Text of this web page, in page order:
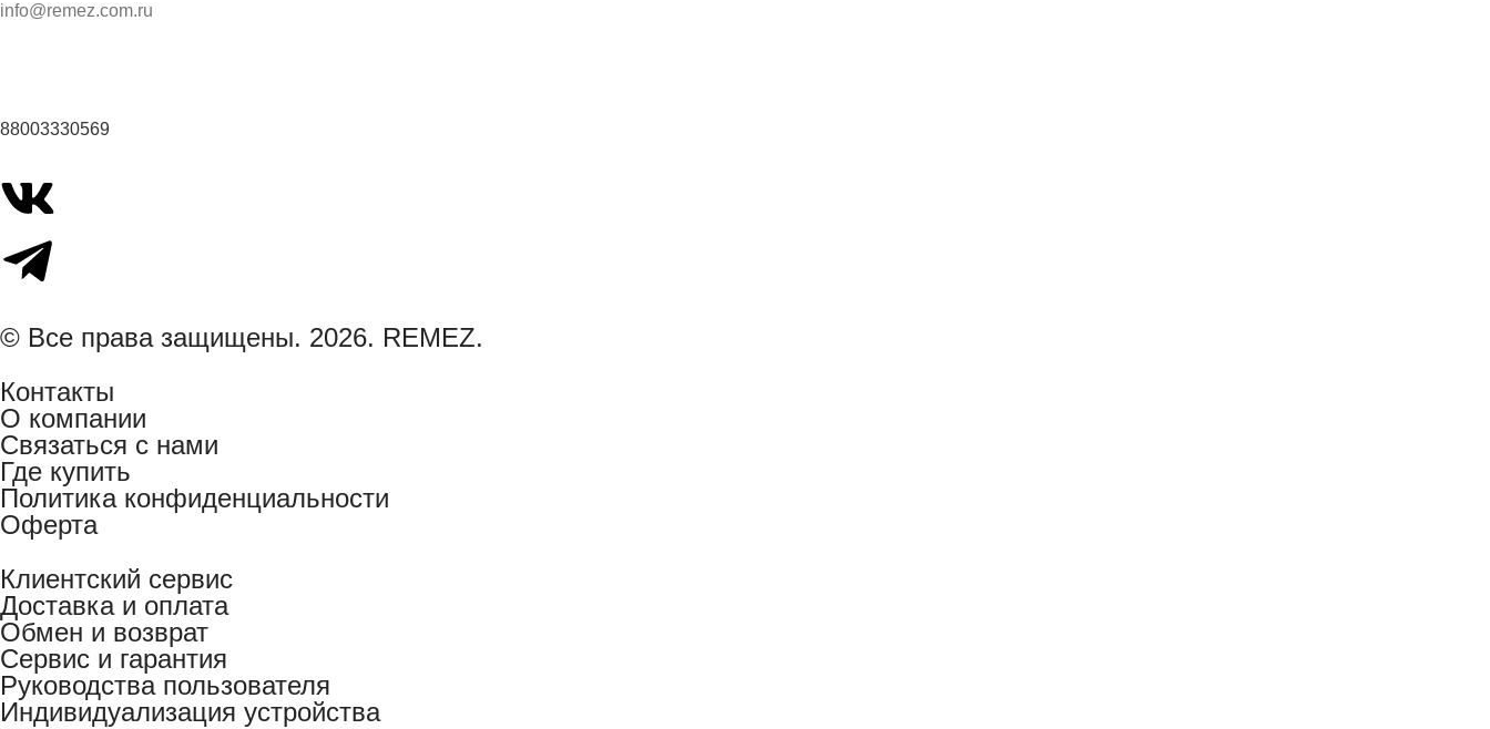
info@remez.com.ru
88003330569
© Все права защищены. 2026. REMEZ.
Контакты
О компании
Связаться с нами
Где купить
Политика конфиденциальности
Оферта
Клиентский сервис
Доставка и оплата
Обмен и возврат
Сервис и гарантия
Руководства пользователя
Индивидуализация устройства